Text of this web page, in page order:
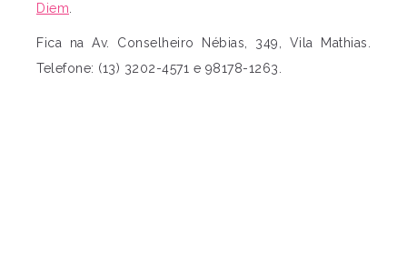
Diem.
Fica na Av. Conselheiro Nébias, 349, Vila Mathias.
Telefone: (13) 3202-4571 e 98178-1263.